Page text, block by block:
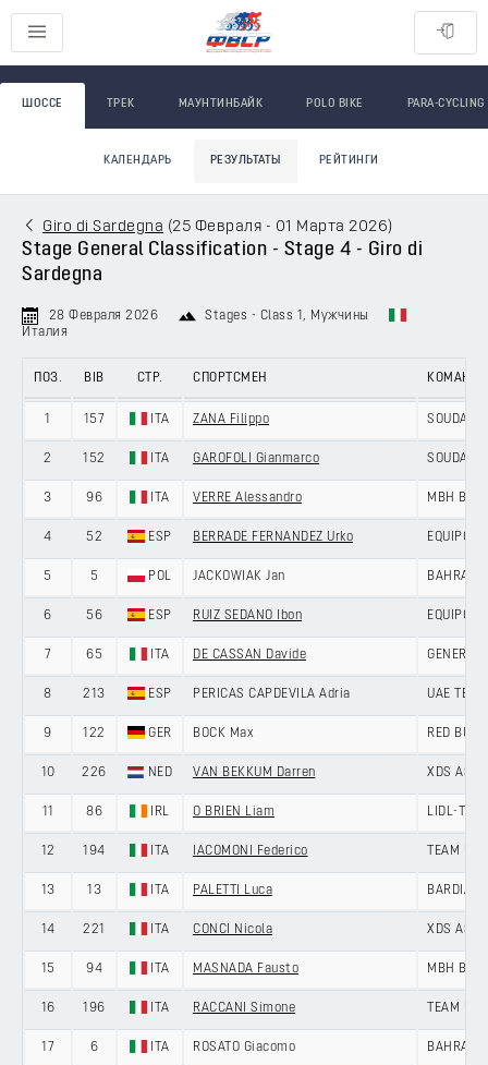
ШОССЕ ТРЕК МАУНТИНБАЙК POLO BIKE PARA-CYCLING
КАЛЕНДАРЬ РЕЗУЛЬТАТЫ РЕЙТИНГИ
Giro di Sardegna (25 Февраля - 01 Марта 2026)
Stage General Classification - Stage 4 - Giro di
Sardegna
28 Февраля 2026 Stages - Class 1 , Мужчины
Италия
ПОЗ. BIB СТР. СПОРТСМЕН КОМАНДА
1 157 ITA ZANA Filippo SOUDAL
2 152 ITA GAROFOLI Gianmarco SOUDAL
3 96 ITA VERRE Alessandro MBH
4 52 ESP BERRADE FERNANDEZ Urko EQUIPO
5 5 POL JACKOWIAK Jan BAHRAIN
6 56 ESP RUIZ SEDANO Ibon EQUIPO
7 65 ITA DE CASSAN Davide GENERAL
8 213 ESP PERICAS CAPDEVILA Adria UAE
9 122 GER BOCK Max RED
10 226 NED VAN BEKKUM Darren XDS
11 86 IRL O BRIEN Liam LIDL-
12 194 ITA IACOMONI Federico TEAM
13 13 ITA PALETTI Luca BARDIANI
14 221 ITA CONCI Nicola XDS
15 94 ITA MASNADA Fausto MBH
16 196 ITA RACCANI Simone TEAM
17 6 ITA ROSATO Giacomo BAHRAIN